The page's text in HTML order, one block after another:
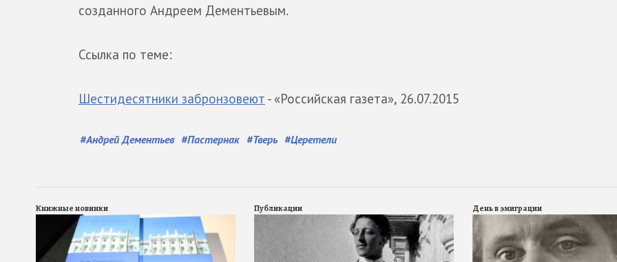
созданного Андреем Дементьевым.
Ссылка по теме:
Шестидесятники забронзовеют - «Российская газета», 26.07.2015
#Андрей Дементьев #Пастернак #Тверь #Церетели
Книжные новинки Публикации День в эмиграции